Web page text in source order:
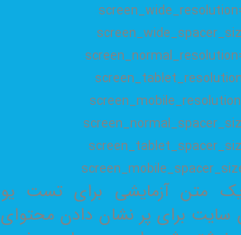
متن آزمایشی برای تست یو
برای پر نشان دادن محتوای